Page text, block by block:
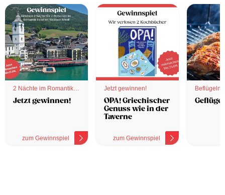
2 Nächte im Romantik
Hotel
Jetzt gewinnen!
zum Gewinnspiel
Jetzt gewinnen!
OPA! Griechischer
Genuss wie in der
Taverne
zum Gewinnspiel